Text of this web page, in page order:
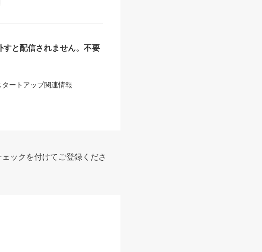
と配信されません。不要
ートアップ関連情報
ックを付けてご登録くださ